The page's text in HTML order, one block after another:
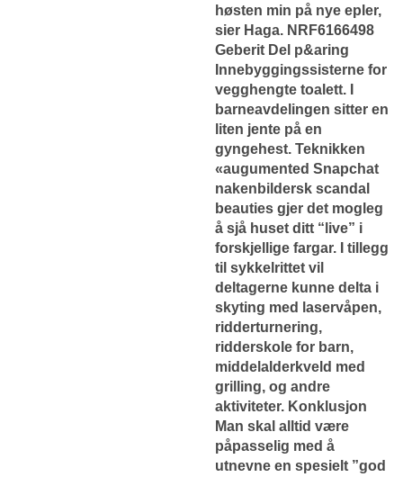
høsten min på nye epler,
sier Haga. NRF6166498
Geberit Del p&aring
Innebyggingssisterne for
vegghengte toalett. I
barneavdelingen sitter en
liten jente på en
gyngehest. Teknikken
«augumented Snapchat
nakenbildersk scandal
beauties gjer det mogleg
å sjå huset ditt “live” i
forskjellige fargar. I tillegg
til sykkelrittet vil
deltagerne kunne delta i
skyting med laservåpen,
ridderturnering,
ridderskole for barn,
middelalderkveld med
grilling, og andre
aktiviteter. Konklusjon
Man skal alltid være
påpasselig med å
utnevne en spesielt ”god